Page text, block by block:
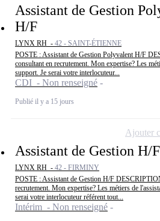
Assistant de Gestion
H/F
LYNX RH - 42 - SAINT-ÉTIENNE
POSTE : Assistant de Gestion Polyvalent H/F
consultant en recrutement. Mon expertise? Les
support. Je serai votre interlocuteur...
CDI - Non renseigné
Publié il y a 15 jours
Assistant de Gestion H/F
LYNX RH - 42 - FIRMINY
POSTE : Assistant de Gestion H/F
recrutement. Mon expertise? Les métiers de
serai votre interlocuteur référent tout...
Intérim - Non renseigné
Ajouter